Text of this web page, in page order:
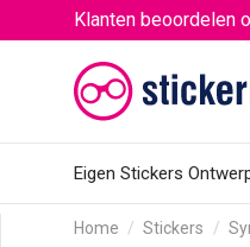
Klanten beoordelen
Eigen Stickers
Home Stickers